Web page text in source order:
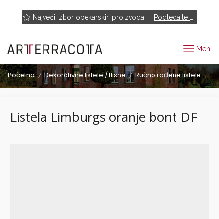
Meni
Početna / Dekorativne listele / flisne / Ručno rađene listele
Listela Limburgs oranje bont DF